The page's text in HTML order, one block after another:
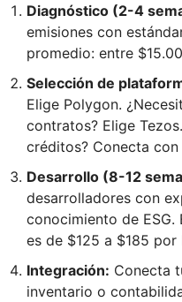
Diagnóstico (2-4
emisiones con
promedio: entre
Selección de
Elige Polygon.
contratos? Elige
créditos? Conecta
Desarrollo (8-12
desarrolladores con
conocimiento de ESG.
es de $125 a $185 por
Integración: Conecta
inventario o